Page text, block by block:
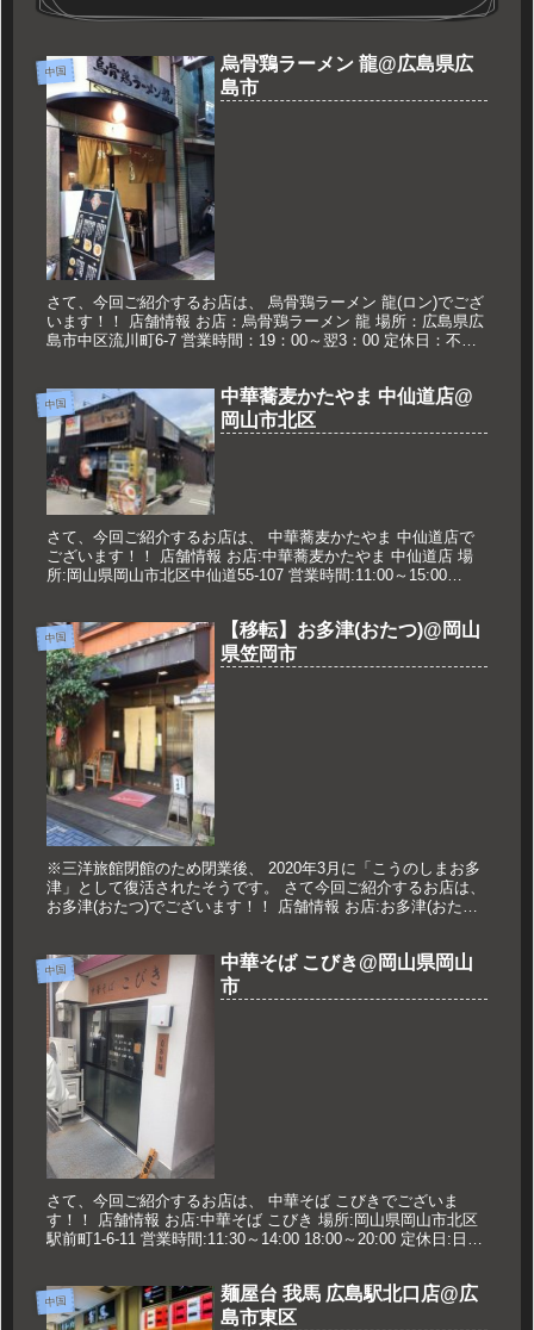
中国
烏骨鶏ラーメン 龍@広島県広
島市
さて、今回ご紹介するお店は、 烏骨鶏ラーメン 龍(ロン)でござ
います！！ 店舗情報 お店：烏骨鶏ラーメン 龍 場所：広島県広
島市中区流川町6-7 営業時間：19：00～翌3：00 定休日：不明
中国
中華蕎麦かたやま 中仙道店@
岡山市北区
さて、今回ご紹介するお店は、 中華蕎麦かたやま 中仙道店で
ございます！！ 店舗情報 お店:中華蕎麦かたやま 中仙道店 場
所:岡山県岡山市北区中仙道55-107 営業時間:11:00～15:00
中国
【移転】お多津(おたつ)@岡山
県笠岡市
※三洋旅館閉館のため閉業後、 2020年3月に「こうのしまお多
津」として復活されたそうです。 さて今回ご紹介するお店は、
お多津(おたつ)でございます！！ 店舗情報 お店:お多津(おたつ)
中国
中華そば こびき@岡山県岡山
市
さて、今回ご紹介するお店は、 中華そば こびきでございま
す！！ 店舗情報 お店:中華そば こびき 場所:岡山県岡山市北区
駅前町1-6-11 営業時間:11:30～14:00 18:00～20:00 定休日:日祝
中国
麺屋台 我馬 広島駅北口店@広
島市東区